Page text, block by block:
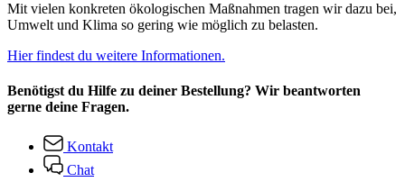
Mit vielen konkreten ökologischen Maßnahmen tragen wir dazu bei,
Umwelt und Klima so gering wie möglich zu belasten.
Hier findest du weitere Informationen.
Benötigst du Hilfe zu deiner Bestellung? Wir beantworten
gerne deine Fragen.
Kontakt
Chat